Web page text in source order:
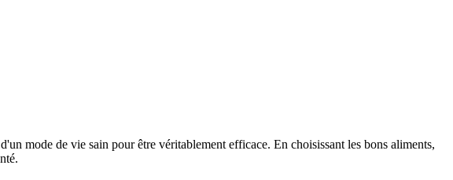
mode de vie sain pour être véritablement efficace. En choisissant les bons aliments,